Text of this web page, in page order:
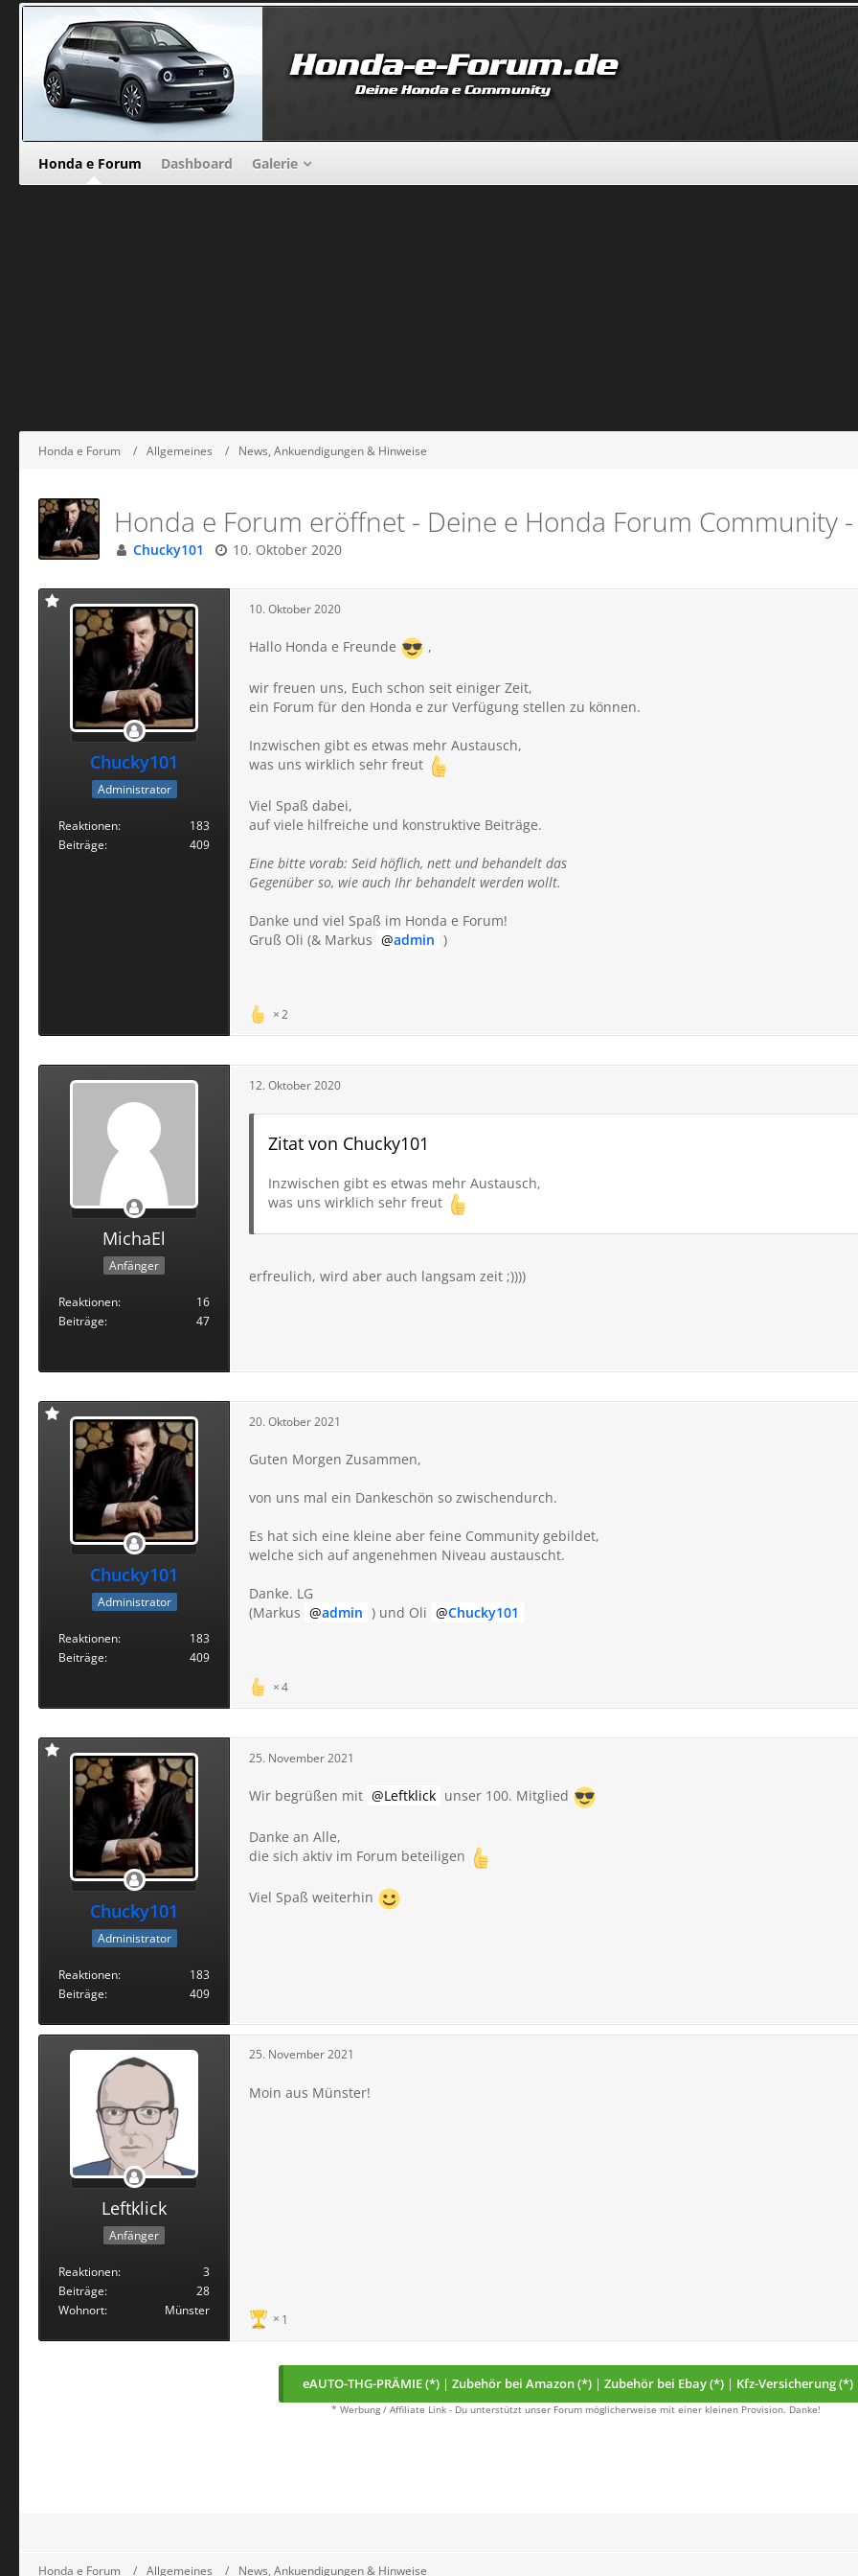
Honda e Forum Dashboard Galerie
Honda e Forum Allgemeines News, Ankuendigungen & Hinweise
Honda e Forum eröffnet - Deine e Honda Forum Community
Chucky101 10. Oktober 2020
Chucky101
Administrator
Reaktionen
183
Beiträge
409
10. Oktober 2020
Hallo Honda e Freunde ,
wir freuen uns, Euch schon seit einiger Zeit,
ein Forum für den Honda e zur Verfügung stellen zu können.
Inzwischen gibt es etwas mehr Austausch,
was uns wirklich sehr freut
Viel Spaß dabei,
auf viele hilfreiche und konstruktive Beiträge.
Eine bitte vorab: Seid höflich, nett und behandelt das
Gegenüber so, wie auch Ihr behandelt werden wollt.
Danke und viel Spaß im Honda e Forum!
Gruß Oli (& Markus
admin )
2
MichaEl
Anfänger
Reaktionen
16
Beiträge
47
12. Oktober 2020
Zitat von Chucky101
Inzwischen gibt es etwas mehr Austausch,
was uns wirklich sehr freut
erfreulich, wird aber auch langsam zeit ;))))
Chucky101
Administrator
Reaktionen
183
Beiträge
409
20. Oktober 2021
Guten Morgen Zusammen,
von uns mal ein Dankeschön so zwischendurch.
Es hat sich eine kleine aber feine Community gebildet,
welche sich auf angenehmen Niveau austauscht.
Danke. LG
(Markus
admin ) und Oli Chucky101
4
Chucky101
Administrator
Reaktionen
183
Beiträge
409
25. November 2021
Wir begrüßen mit Leftklick unser 100. Mitglied
Danke an Alle,
die sich aktiv im Forum beteiligen
Viel Spaß weiterhin
Leftklick
Anfänger
Reaktionen
3
Beiträge
28
Wohnort
Münster
25. November 2021
Moin aus Münster!
1
eAUTO-THG-PRÄMIE (*) | Zubehör bei Amazon (*) | Zubehör bei Ebay (*) | Kfz-Versicherung (*)
* Werbung / Affiliate Link - Du unterstützt unser Forum möglicherweise mit einer kleinen Provision. Danke!
Honda e Forum Allgemeines News, Ankuendigungen & Hinweise